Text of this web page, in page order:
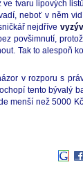
tvaru lipových
neboť v něm
nejdříve
povšimnutí,
Tak to alespoň
v rozporu s
tento bývalý
menší než 5000